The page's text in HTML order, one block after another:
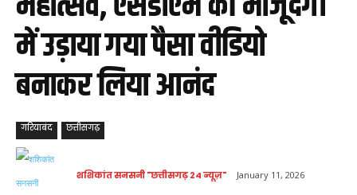
में उड़ाया गया पैसा वीडियो
बनाकर लिया आनंद
गरियाबंद छत्तीसगढ़
शशिकांत सनसनी "छत्तीसगढ़ 24 न्यूज़" January 11, 2026